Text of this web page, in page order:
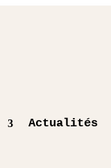
Actualités